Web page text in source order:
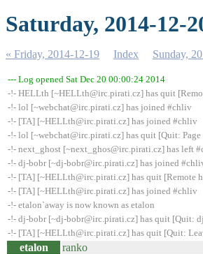
Saturday, 2014-12-
« Friday, 2014-12-19 Index Sunday,
--- Log opened Sat Dec 20 00:00:24 2014
-!- HELLth [~HELLth@irc.pirati.cz] has quit
-!- lol [~webchat@irc.pirati.cz] has joined #chliv
-!- [TA] [~HELLth@irc.pirati.cz] has joined #chliv
-!- lol [~webchat@irc.pirati.cz] has quit [Quit: Page
-!- next_ghost [~next_ghos@irc.pirati.cz] has left
-!- dj-bobr [~dj-bobr@irc.pirati.cz] has joined
-!- [TA] [~HELLth@irc.pirati.cz] has quit [Remote
-!- [TA] [~HELLth@irc.pirati.cz] has joined #chliv
-!- etalon`away is now known as etalon
-!- dj-bobr [~dj-bobr@irc.pirati.cz] has quit [Quit:
-!- [TA] [~HELLth@irc.pirati.cz] has quit [Quit:
etalon
ranko